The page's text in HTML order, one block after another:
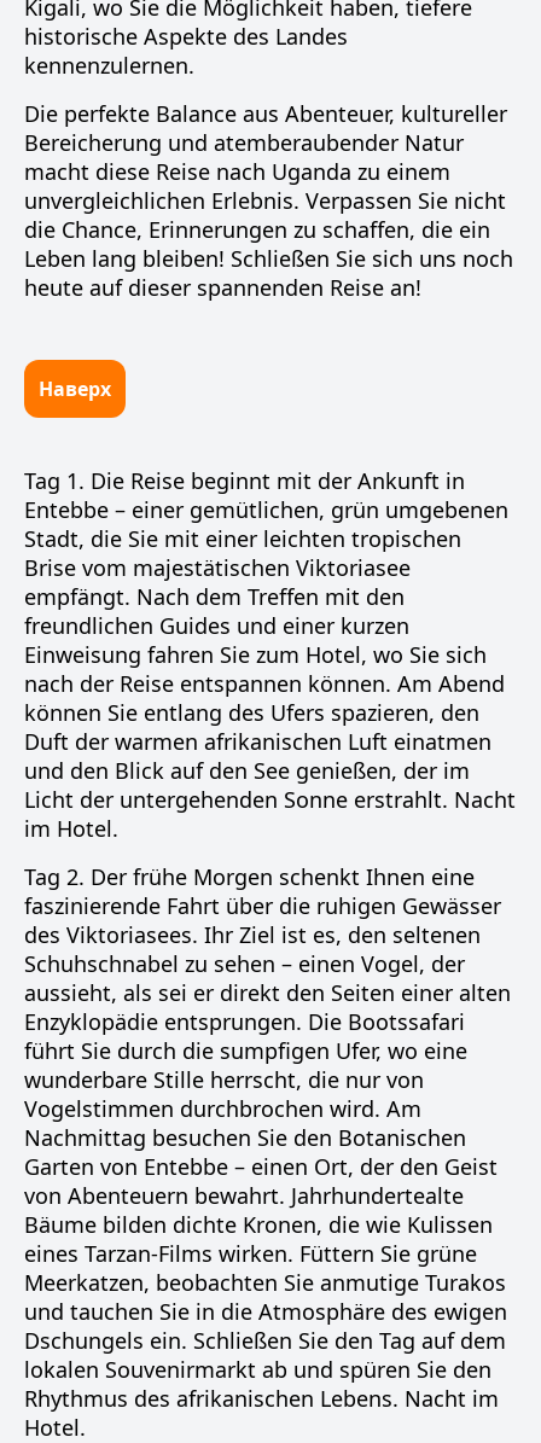
Kigali, wo Sie die Möglichkeit haben, tiefere
historische Aspekte des Landes
kennenzulernen.
Die perfekte Balance aus Abenteuer, kultureller
Bereicherung und atemberaubender Natur
macht diese Reise nach Uganda zu einem
unvergleichlichen Erlebnis. Verpassen Sie nicht
die Chance, Erinnerungen zu schaffen, die ein
Leben lang bleiben! Schließen Sie sich uns noch
heute auf dieser spannenden Reise an!
Наверх
Tag 1. Die Reise beginnt mit der Ankunft in
Entebbe – einer gemütlichen, grün umgebenen
Stadt, die Sie mit einer leichten tropischen
Brise vom majestätischen Viktoriasee
empfängt. Nach dem Treffen mit den
freundlichen Guides und einer kurzen
Einweisung fahren Sie zum Hotel, wo Sie sich
nach der Reise entspannen können. Am Abend
können Sie entlang des Ufers spazieren, den
Duft der warmen afrikanischen Luft einatmen
und den Blick auf den See genießen, der im
Licht der untergehenden Sonne erstrahlt. Nacht
im Hotel.
Tag 2. Der frühe Morgen schenkt Ihnen eine
faszinierende Fahrt über die ruhigen Gewässer
des Viktoriasees. Ihr Ziel ist es, den seltenen
Schuhschnabel zu sehen – einen Vogel, der
aussieht, als sei er direkt den Seiten einer alten
Enzyklopädie entsprungen. Die Bootssafari
führt Sie durch die sumpfigen Ufer, wo eine
wunderbare Stille herrscht, die nur von
Vogelstimmen durchbrochen wird. Am
Nachmittag besuchen Sie den Botanischen
Garten von Entebbe – einen Ort, der den Geist
von Abenteuern bewahrt. Jahrhundertealte
Bäume bilden dichte Kronen, die wie Kulissen
eines Tarzan-Films wirken. Füttern Sie grüne
Meerkatzen, beobachten Sie anmutige Turakos
und tauchen Sie in die Atmosphäre des ewigen
Dschungels ein. Schließen Sie den Tag auf dem
lokalen Souvenirmarkt ab und spüren Sie den
Rhythmus des afrikanischen Lebens. Nacht im
Hotel.